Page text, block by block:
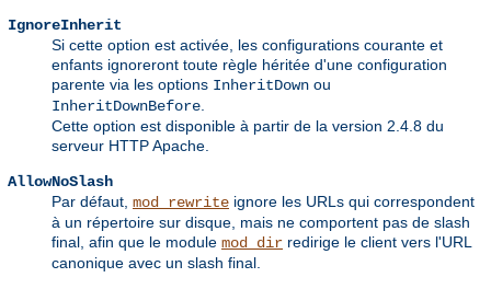
IgnoreInherit
Si cette option est activée, les configurations courante et
enfants ignoreront toute règle héritée d'une configuration
parente via les options InheritDown ou
InheritDownBefore.
Cette option est disponible à partir de la version 2.4.8 du
serveur HTTP Apache.
AllowNoSlash
Par défaut, mod_rewrite ignore les URLs qui correspondent
à un répertoire sur disque, mais ne comportent pas de slash
final, afin que le module mod_dir redirige le client vers l'URL
canonique avec un slash final.